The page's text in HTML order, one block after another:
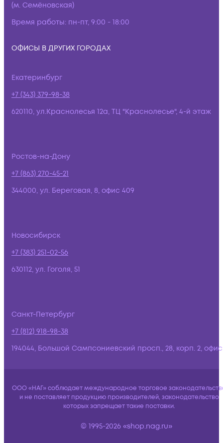
(м. Семёновская)
Время работы: пн-пт, 9:00 - 18:00
ОФИСЫ В ДРУГИХ ГОРОДАХ
Екатеринбург
+7 (343) 379-98-38
620110, ул.Краснолесья 12а, ТЦ "Краснолесье", 4-й этаж
Ростов-на-Дону
+7 (863) 270-45-21
344000, ул. Береговая, 8, офис 409
Новосибирск
+7 (383) 251-02-56
630112, ул. Гоголя, 51
Санкт-Петербург
+7 (812) 918-98-38
194044, Большой Сампсониевский просп., 28, корп. 2,
ООО «НАГ» соблюдает международное торговое
и не поставляет продукцию производителей, законодательство
которых запрещает такие поставки.
© 1995-2026 «shop.nag.ru»